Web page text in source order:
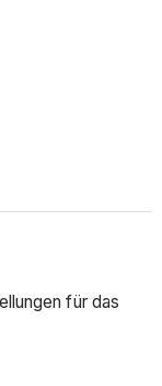
für das